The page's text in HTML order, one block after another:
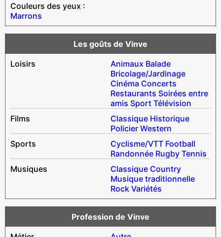
Couleurs des yeux :
Marrons
Les goûts de Vinve
Loisirs
Animaux Balade
Bricolage/Jardinage
Cinéma Concerts
Restaurants Soirées entre
amis Sport Télévision
Films
Classique Historique
Policier Western
Sports
Cyclisme/VTT Football
Randonnée Rugby Tennis
Musiques
Classique Country
Musique traditionnelle
Rock Variétés
Profession de Vinve